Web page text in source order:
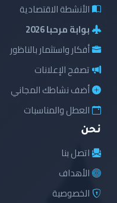
الأنشطة الاقتصادية
بوابة مرحبا 2026
أفكار واستثمار بالناظور
تصفح الإعلانات
أضف نشاطك المجاني
العطل والمناسبات
نحن
اتصل بنا
الأهداف
الخصوصية